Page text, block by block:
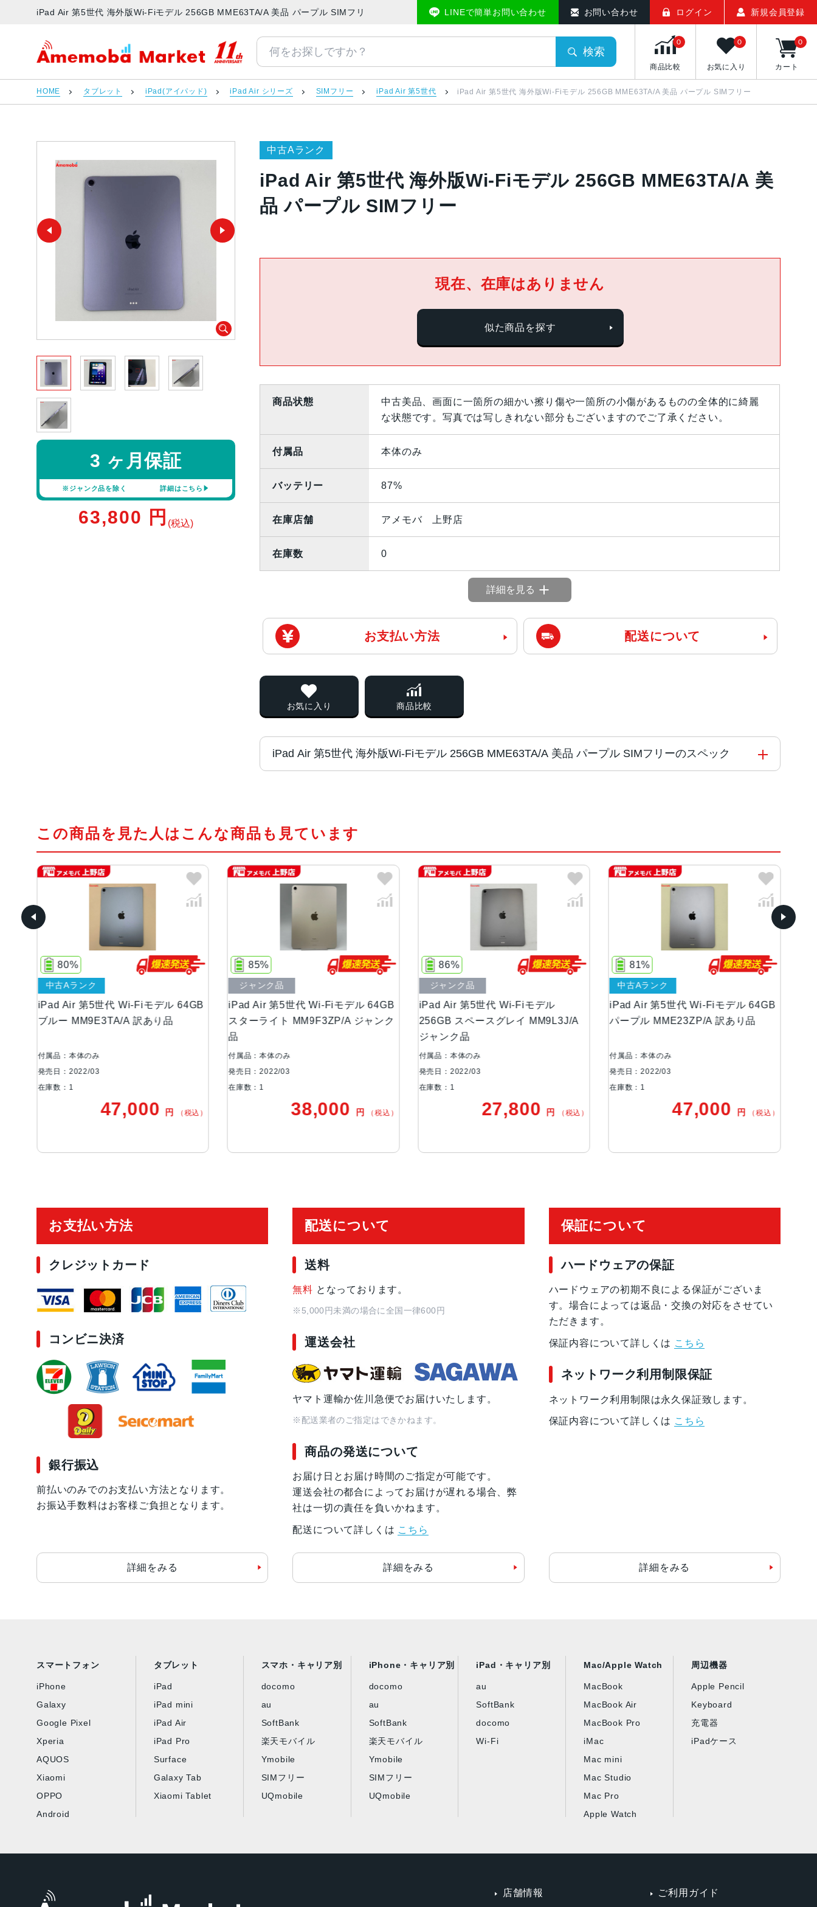
iPad Air 第5世代 海外版Wi-Fiモデル 256GB MME63TA/A 美品 パープル SIMフリー | 中古スマホ販売のアメモバマーケット
LINEで簡単お問い合わせ お問い合わせ ログイン 新規会員登録
アメモバマーケット
検索
商品比較
0
お気に入り
0
カート
0
HOME タブレット iPad(アイパッド) iPad Air シリーズ SIMフリー iPad Air 第5世代 iPad Air 第5世代 海外版Wi-Fiモデル 256GB MME63TA/A 美品 パープル SIMフリー
中古Aランク
iPad Air 第5世代 海外版Wi-Fiモデル 256GB MME63TA/A 美
品 パープル SIMフリー
3 ヶ月保証
※ジャンク品を除く 詳細はこちら
63,800 円 (税込)
現在、在庫はありません
似た商品を探す
商品状態
中古美品、画面に一箇所の細かい擦り傷や一箇所の小傷があるものの全体的に綺麗
な状態です。写真では写しきれない部分もございますのでご了承ください。
付属品 本体のみ
バッテリー 87%
在庫店舗 アメモバ 上野店
在庫数 0
詳細を見る
お支払い方法 配送について
お気に入り 商品比較
iPad Air 第5世代 海外版Wi-Fiモデル 256GB MME63TA/A 美品 パープル SIMフリーのスペック
カラー スペースグレイ、スターライト、ピンク、パープル、ブルー
重量
Wi-Fiモデル：461 g
Wi-Fi + Cellularモデル：462 g
液晶 10.9インチ
カメラ
12MP広角カメラ、ƒ/1.8絞り値
最大5倍のデジタルズーム
Focus Pixelsを使ったオートフォーカス
スマートHDR 3
バーストモード
画像撮影フォーマット：HEIF、JPEG
バッテリー 28.6Whリチャージャブルリチウムポリマーバッテリー内蔵
ストレージ 64GB、256GB
発売日 2022年3月18日
この商品を見た人はこんな商品も見ています
代 Wi-Fiモデル 64GB
A 訳あり品
（税込）
iPad Air 第5世代 Wi-Fiモデル 64GB
スターライト MM9F3ZP/A ジャンク
85%
38,000 （税込）
iPad Air 第5世代 Wi-Fiモデル
256GB スペースグレイ MM9L3J/A
86%
27,800 （税込）
iPad Air 第5世代 Wi-Fiモデル 64GB
パープル MME23ZP/A 訳あり品
81%
47,000 （税込）
iPad Air 第5世代 Wi-Fi
スターライト
79%
お支払い方法
クレジットカード
コンビニ決済
銀行振込
前払いのみでのお支払い方法となります。
お振込手数料はお客様ご負担となります。
詳細をみる
配送について
送料
無料 となっております。
※5,000円未満の場合に全国一律600円
運送会社
ヤマト運輸か佐川急便でお届けいたします。
※配送業者のご指定はできかねます。
商品の発送について
お届け日とお届け時間のご指定が可能です。
運送会社の都合によってお届けが遅れる場合、弊
社は一切の責任を負いかねます。
配送について詳しくは こちら
詳細をみる
保証について
ハードウェアの保証
ハードウェアの初期不良による保証がございま
す。場合によっては返品・交換の対応をさせてい
ただきます。
保証内容について詳しくは こちら
ネットワーク利用制限保証
ネットワーク利用制限は永久保証致します。
保証内容について詳しくは こちら
詳細をみる
スマートフォン
iPhone
Galaxy
Google Pixel
Xperia
AQUOS
Xiaomi
OPPO
Android
タブレット
iPad
iPad mini
iPad Air
iPad Pro
Surface
Galaxy Tab
Xiaomi Tablet
スマホ・キャリア別
docomo
au
SoftBank
楽天モバイル
Ymobile
SIMフリー
UQmobile
iPhone・キャリア別
docomo
au
SoftBank
楽天モバイル
Ymobile
SIMフリー
UQmobile
iPad・キャリア別
au
SoftBank
docomo
Wi-Fi
Mac/Apple Watch
MacBook
MacBook Air
MacBook Pro
iMac
Mac mini
Mac Studio
Mac Pro
Apple Watch
周辺機器
Apple Pencil
Keyboard
充電器
iPadケース
店舗情報 ご利用ガイド